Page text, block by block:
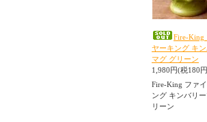
Fire-King
ヤーキング キ
マグ グリーン
1,980円(税180
Fire-King ファ
ング キンバリ
リーン